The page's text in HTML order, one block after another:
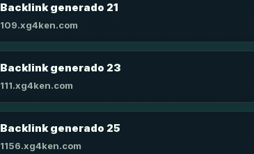
Backlink generado 21
109.xg4ken.com
Backlink generado 23
111.xg4ken.com
Backlink generado 25
1156.xg4ken.com